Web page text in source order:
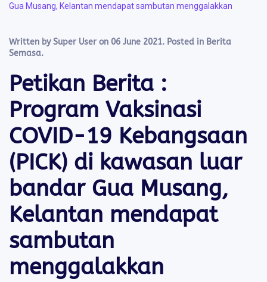
Gua Musang, Kelantan mendapat sambutan menggalakkan
Written by Super User on 06 June 2021. Posted in Berita
Semasa.
Petikan Berita :
Program Vaksinasi
COVID-19 Kebangsaan
(PICK) di kawasan luar
bandar Gua Musang,
Kelantan mendapat
sambutan
menggalakkan